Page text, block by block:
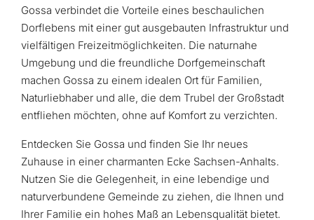
Gossa verbindet die Vorteile eines beschaulichen
Dorflebens mit einer gut ausgebauten Infrastruktur und
vielfältigen Freizeitmöglichkeiten. Die naturnahe
Umgebung und die freundliche Dorfgemeinschaft
machen Gossa zu einem idealen Ort für Familien,
Naturliebhaber und alle, die dem Trubel der Großstadt
entfliehen möchten, ohne auf Komfort zu verzichten.
Entdecken Sie Gossa und finden Sie Ihr neues
Zuhause in einer charmanten Ecke Sachsen-Anhalts.
Nutzen Sie die Gelegenheit, in eine lebendige und
naturverbundene Gemeinde zu ziehen, die Ihnen und
Ihrer Familie ein hohes Maß an Lebensqualität bietet.